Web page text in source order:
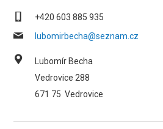
+420 603 885 935
lubomirbecha@seznam.cz
Lubomír Becha
Vedrovice 288
671 75 Vedrovice